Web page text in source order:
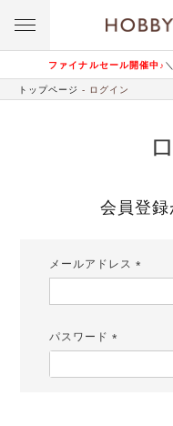
ファイナルセール開催中♪
トップページ ログイン
会員登
メールアドレス
パスワード